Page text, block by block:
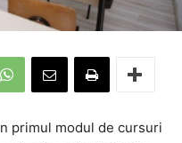
primul modul de cursuri